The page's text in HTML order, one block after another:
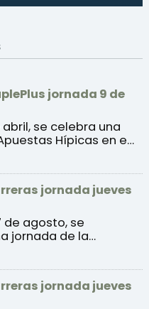
jornada 9 de
se celebra una
Hípicas en el
jornada jueves
de agosto, se
jornada de la
jornada jueves